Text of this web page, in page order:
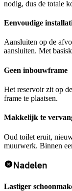
nodig, dus de totale
Eenvoudige
Aansluiten op de
aansluiten. Met
Geen inbouwframe
Het reservoir zit op
frame te plaatsen.
Makkelijk te
Oud toilet eruit,
muurwerk. Binnen
Nadelen
Lastiger